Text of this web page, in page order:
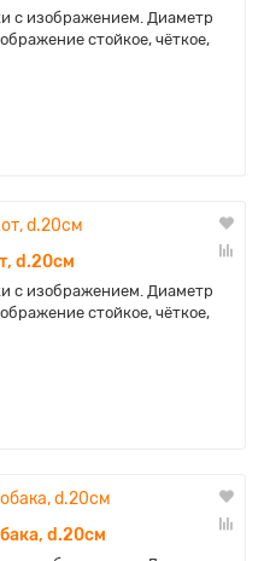
с изображением. Диаметр
стойкое, чёткое,
d.20см
с изображением. Диаметр
стойкое, чёткое,
d.20см